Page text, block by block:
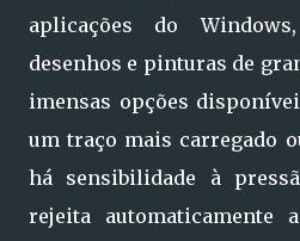
aplicações do
desenhos e pinturas de
imensas opções
um traço mais carregado
há sensibilidade à
rejeita automaticamente